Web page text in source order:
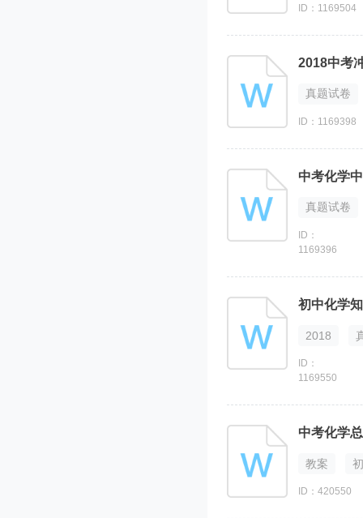
ID：1169504
2018中考
真题试卷
ID：1169398
中考化学
真题试卷
ID：
1169396
初中化学
2018
ID：
1169550
中考化学
教案
ID：420550